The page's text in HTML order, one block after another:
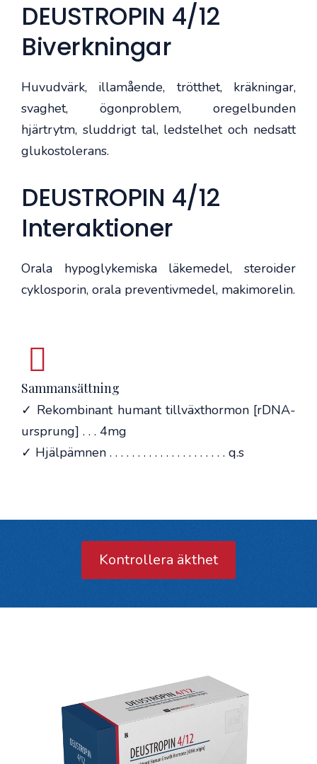
DEUSTROPIN 4/12
Biverkningar
Huvudvärk, illamående, trötthet, kräkningar,
svaghet, ögonproblem, oregelbunden
hjärtrytm, sluddrigt tal, ledstelhet och nedsatt
glukostolerans.
DEUSTROPIN 4/12
Interaktioner
Orala hypoglykemiska läkemedel, steroider
cyklosporin, orala preventivmedel, makimorelin.
Sammansättning
✓ Rekombinant humant tillväxthormon [rDNA-
ursprung] . . . 4mg
✓ Hjälpämnen . . . . . . . . . . . . . . . . . . . . . q.s
Kontrollera äkthet